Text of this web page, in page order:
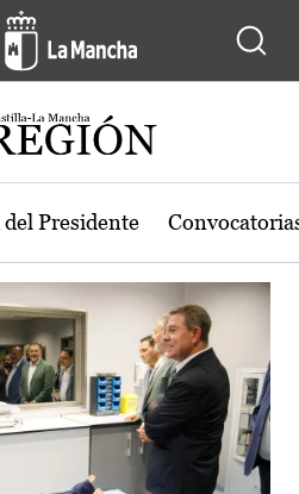
de Castilla-
Presidente